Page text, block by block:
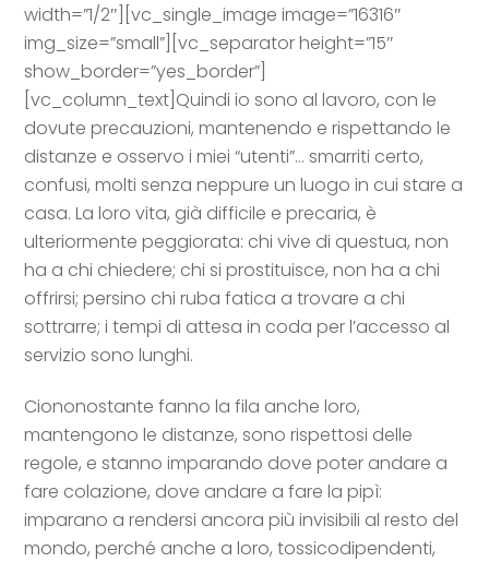
width=”1/2″][vc_single_image image=”16316″
img_size=”small”][vc_separator height=”15″
show_border=”yes_border”]
[vc_column_text] Quindi io sono al lavoro, con le
dovute precauzioni, mantenendo e rispettando le
distanze e osservo i miei “utenti”… smarriti certo,
confusi, molti senza neppure un luogo in cui stare a
casa. La loro vita, già difficile e precaria, è
ulteriormente peggiorata: chi vive di questua, non
ha a chi chiedere; chi si prostituisce, non ha a chi
offrirsi; persino chi ruba fatica a trovare a chi
sottrarre; i tempi di attesa in coda per l’accesso al
servizio sono lunghi.
Ciononostante fanno la fila anche loro,
mantengono le distanze, sono rispettosi delle
regole, e stanno imparando dove poter andare a
fare colazione, dove andare a fare la pipì:
imparano a rendersi ancora più invisibili al resto del
mondo, perché anche a loro, tossicodipendenti,